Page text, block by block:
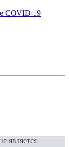
COVID-19
является